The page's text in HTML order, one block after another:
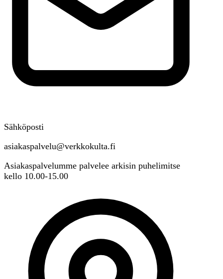
Sähköposti
asiakaspalvelu@verkkokulta.fi
Asiakaspalvelumme palvelee arkisin puhelimitse
kello 10.00-15.00